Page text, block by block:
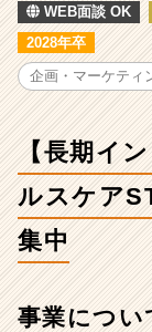
WEB面談 OK
2028年卒
企画・マーケティ
【長期イ
ルスケア
集中
事業につい